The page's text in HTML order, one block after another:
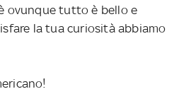
ovunque tutto è bello e
la tua curiosità abbiamo